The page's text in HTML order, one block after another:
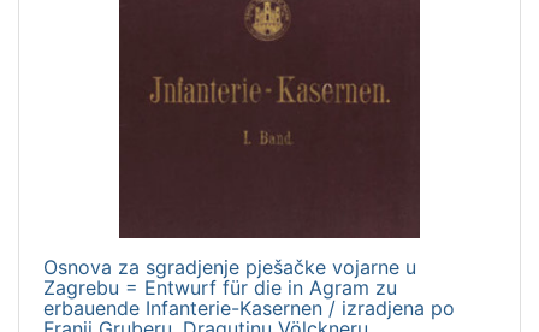
Osnova za sgradjenje pješačke vojarne u
Zagrebu = Entwurf für die in Agram zu
erbauende Infanterie-Kasernen / izradjena po